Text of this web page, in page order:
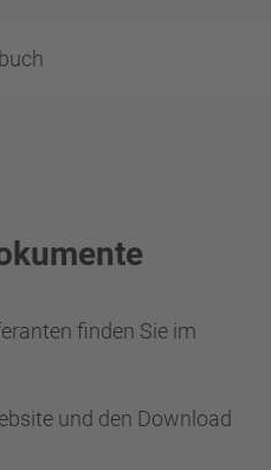
finden Sie im
und den Download